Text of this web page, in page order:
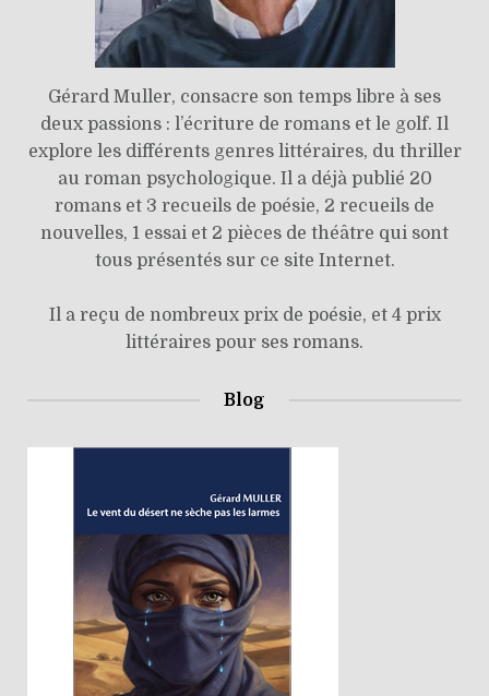
Gérard Muller, consacre son temps libre à ses
deux passions : l’écriture de romans et le golf. Il
explore les différents genres littéraires, du thriller
au roman psychologique. Il a déjà publié 20
romans et 3 recueils de poésie, 2 recueils de
nouvelles, 1 essai et 2 pièces de théâtre qui sont
tous présentés sur ce site Internet.
Il a reçu de nombreux prix de poésie, et 4 prix
littéraires pour ses romans.
Blog